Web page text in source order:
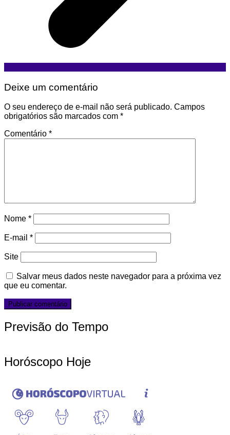
Deixe um comentário
O seu endereço de e-mail não será publicado. Campos
obrigatórios são marcados com *
Comentário *
Nome *
E-mail *
Site
Salvar meus dados neste navegador para a próxima vez
que eu comentar.
Previsão do Tempo
Horóscopo Hoje